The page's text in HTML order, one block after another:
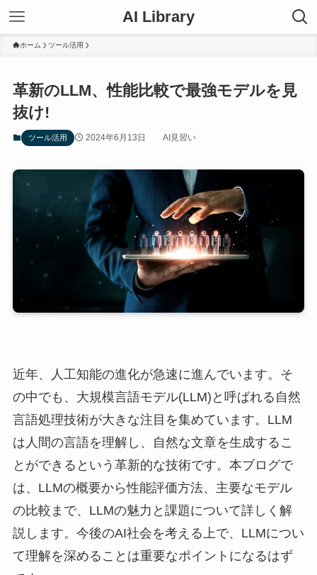
AI Library
ホーム ツール活用
革新のLLM、性能比較で最強モデルを見
抜け!
ツール活用 2024年6月13日 AI見習い
近年、人工知能の進化が急速に進んでいます。そ
の中でも、大規模言語モデル(LLM)と呼ばれる自然
言語処理技術が大きな注目を集めています。LLM
は人間の言語を理解し、自然な文章を生成するこ
とができるという革新的な技術です。本ブログで
は、LLMの概要から性能評価方法、主要なモデル
の比較まで、LLMの魅力と課題について詳しく解
説します。今後のAI社会を考える上で、LLMについ
て理解を深めることは重要なポイントになるはず